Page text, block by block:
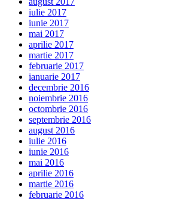
iulie 2017
iunie 2017
mai 2017
aprilie 2017
martie 2017
februarie 2017
ianuarie 2017
decembrie 2016
noiembrie 2016
octombrie 2016
septembrie 2016
august 2016
iulie 2016
iunie 2016
mai 2016
aprilie 2016
martie 2016
februarie 2016